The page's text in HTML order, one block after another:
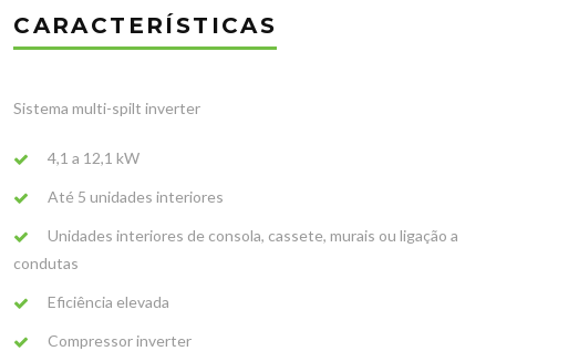
CARACTERÍSTICAS
Sistema multi-spilt inverter
4,1 a 12,1 kW
Até 5 unidades interiores
Unidades interiores de consola, cassete, murais ou ligação a
condutas
Eficiência elevada
Compressor inverter